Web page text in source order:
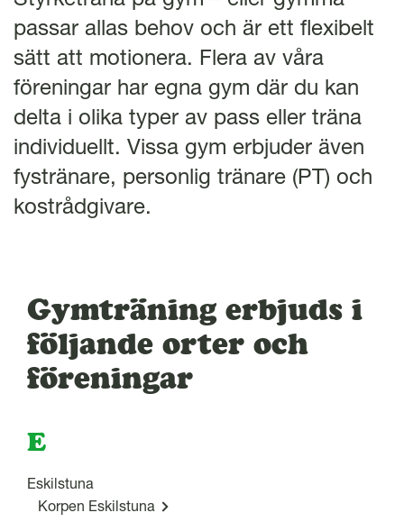
passar allas behov och är ett flexibelt
sätt att motionera. Flera av våra
föreningar har egna gym där du kan
delta i olika typer av pass eller träna
individuellt. Vissa gym erbjuder även
fystränare, personlig tränare (PT) och
kostrådgivare.
Gymträning erbjuds i
följande orter och
föreningar
E
Eskilstuna
Korpen Eskilstuna